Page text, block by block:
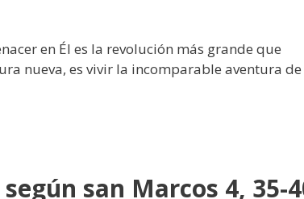
en Él es la revolución más grande que
nueva, es vivir la incomparable aventura de
san Marcos 4, 35-